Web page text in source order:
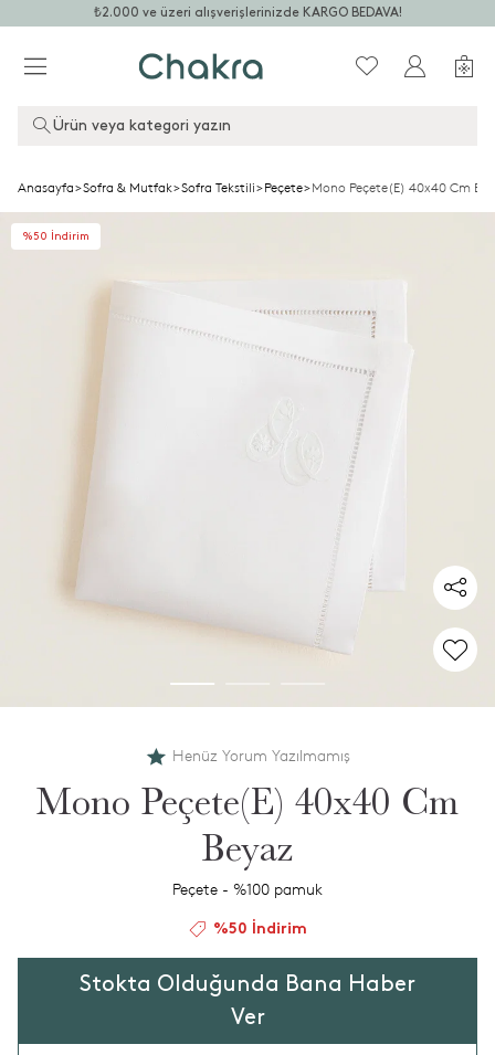
₺2.000 ve üzeri alışverişlerinizde KARGO BEDAVA!
Ürün veya kategori yazın
Anasayfa>Sofra & Mutfak>Sofra Tekstili>Peçete>Mono Peçete(E) 40x40 Cm
%50 İndirim
Henüz Yorum Yazılmamış
Mono Peçete(E) 40x40 Cm
Beyaz
Peçete - %100 pamuk
%50 İndirim
Stokta Olduğunda Bana Haber
Ver